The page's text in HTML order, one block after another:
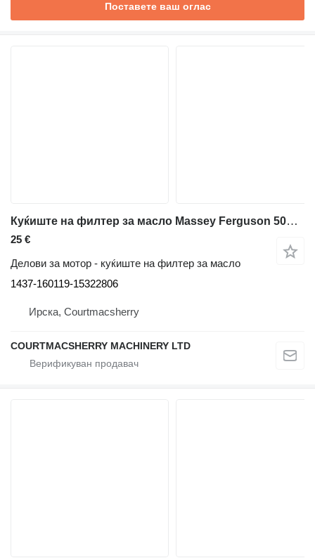
Поставете ваш оглас
Куќиште на филтер за масло Massey Ferguson 50b Oil Filter Housing. Please Check By Photos 1437-160119-15322806 за багер-натоварувач Massey Ferguson 50b
25 €
Делови за мотор - куќиште на филтер за масло
1437-160119-15322806
Ирска, Courtmacsherry
COURTMACSHERRY MACHINERY LTD